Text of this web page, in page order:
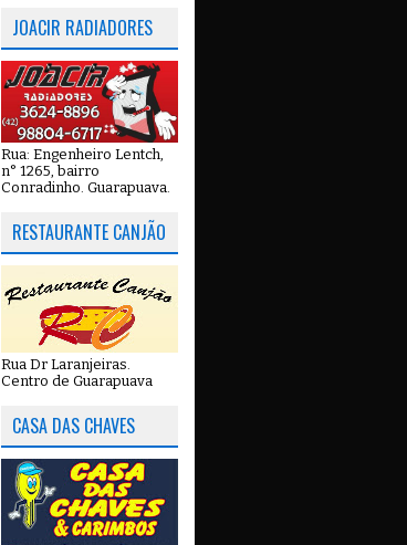
JOACIR RADIADORES
Rua: Engenheiro Lentch,
n° 1265, bairro
Conradinho. Guarapuava.
RESTAURANTE CANJÃO
Rua Dr Laranjeiras.
Centro de Guarapuava
CASA DAS CHAVES